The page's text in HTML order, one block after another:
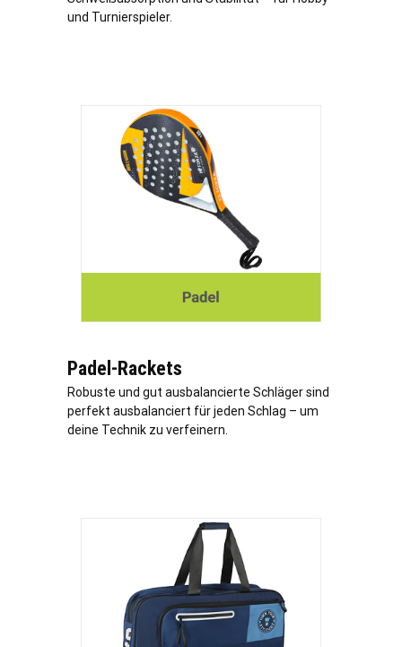
und Turnierspieler.
Padel-Rackets
Robuste und gut ausbalancierte Schläger sind
perfekt ausbalanciert für jeden Schlag – um
deine Technik zu verfeinern.